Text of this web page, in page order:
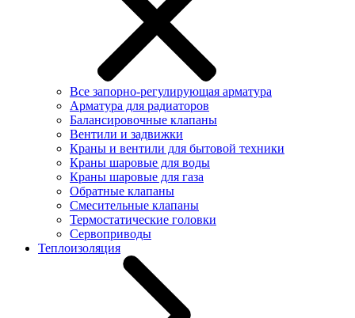
Все запорно-регулирующая арматура
Арматура для радиаторов
Балансировочные клапаны
Вентили и задвижки
Краны и вентили для бытовой техники
Краны шаровые для воды
Краны шаровые для газа
Обратные клапаны
Смесительные клапаны
Термостатические головки
Сервоприводы
Теплоизоляция